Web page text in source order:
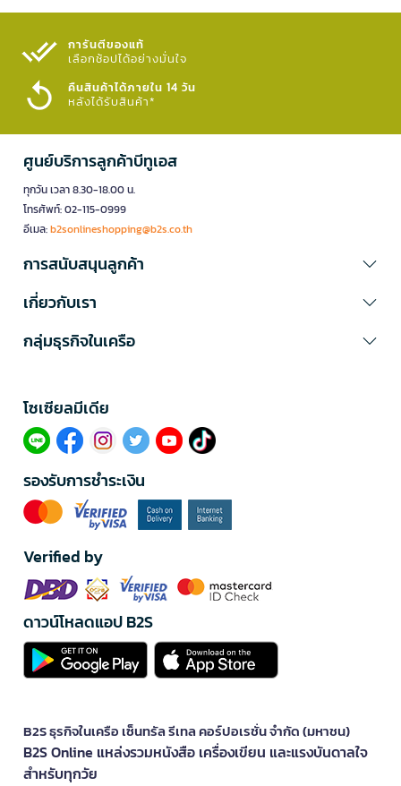
การันตีของแท้
เลือกช้อปได้อย่างมั่นใจ​
คืนสินค้าได้ภายใน 14 วัน
หลังได้รับสินค้า*
ศูนย์บริการลูกค้าบีทูเอส
ทุกวัน เวลา 8.30-18.00 น.
โทรศัพท์: 02-115-0999
อีเมล:b2sonlineshopping@b2s.co.th
การสนับสนุนลูกค้า
เกี่ยวกับเรา
กลุ่มธุรกิจในเครือ
โซเซียลมีเดีย​
รองรับการชำระเงิน
Verified by
ดาวน์โหลดแอป B2S
B2S ธุรกิจในเครือ เซ็นทรัล รีเทล คอร์ปอเรชั่น จำกัด (มหาชน)
B2S Online แหล่งรวมหนังสือ เครื่องเขียน และแรงบันดาลใจ
สำหรับทุกวัย